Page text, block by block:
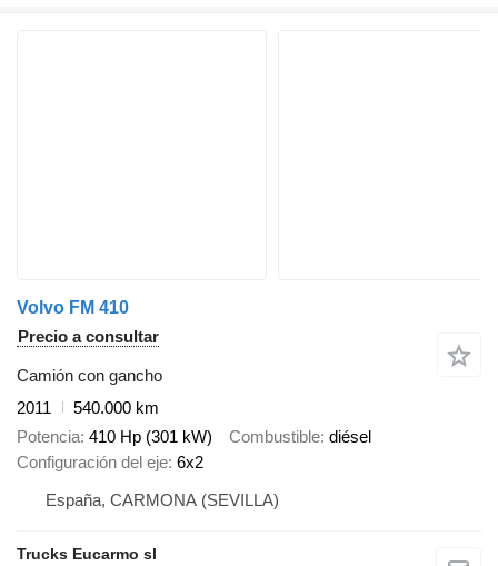
Volvo FM 410
Precio a consultar
Camión con gancho
2011
540.000 km
Potencia 410 Hp (301 kW) Combustible diésel
Configuración del eje 6x2
España, CARMONA (SEVILLA)
Trucks Eucarmo sl